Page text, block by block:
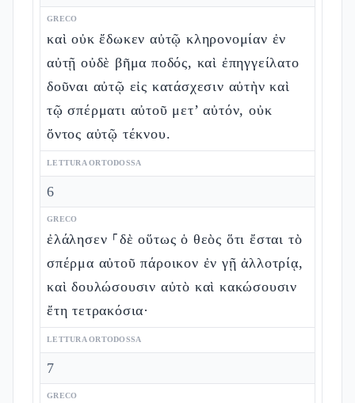
GRECO
καὶ οὐκ ἔδωκεν αὐτῷ κληρονομίαν ἐν
αὐτῇ οὐδὲ βῆμα ποδός, καὶ ἐπηγγείλατο
δοῦναι αὐτῷ εἰς κατάσχεσιν αὐτὴν καὶ
τῷ σπέρματι αὐτοῦ μετ’ αὐτόν, οὐκ
ὄντος αὐτῷ τέκνου.
LETTURA ORTODOSSA
6
GRECO
ἐλάλησεν ⸀δὲ οὕτως ὁ θεὸς ὅτι ἔσται τὸ
σπέρμα αὐτοῦ πάροικον ἐν γῇ ἀλλοτρίᾳ,
καὶ δουλώσουσιν αὐτὸ καὶ κακώσουσιν
ἔτη τετρακόσια·
LETTURA ORTODOSSA
7
GRECO